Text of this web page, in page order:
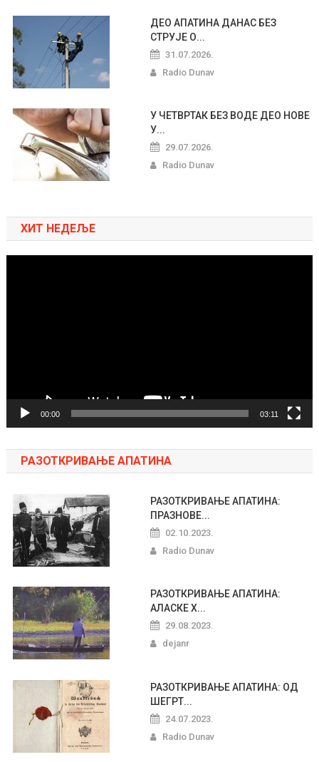
ДЕО АПАТИНА ДАНАС БЕЗ
СТРУЈЕ О...
31.07.2026.
Radio Dunav
У ЧЕТВРТАК БЕЗ ВОДЕ ДЕО НОВЕ
У...
29.07.2026.
Radio Dunav
ХИТ НЕДЕЉЕ
00:00 03:11
РАЗОТКРИВАЊЕ АПАТИНА
РАЗОТКРИВАЊЕ АПАТИНА:
ПРАЗНОВЕ...
02.10.2023.
Radio Dunav
РАЗОТКРИВАЊЕ АПАТИНА:
АЛАСКЕ Х...
29.08.2023.
dejanr
РАЗОТКРИВАЊЕ АПАТИНА: ОД
ШЕГРТ...
24.07.2023.
Radio Dunav